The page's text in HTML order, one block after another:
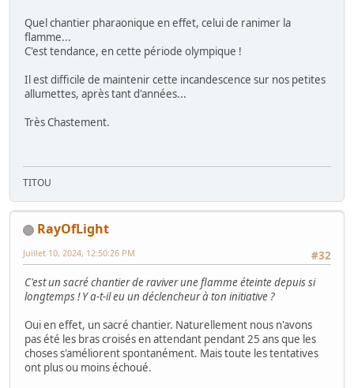
Quel chantier pharaonique en effet, celui de ranimer la
flamme...
C'est tendance, en cette période olympique !
Il est difficile de maintenir cette incandescence sur nos petites
allumettes, après tant d'années...
Très Chastement.
TITOU
RayOfLight
#32
Juillet 10, 2024, 12:50:26 PM
C'est un sacré chantier de raviver une flamme éteinte depuis si
longtemps ! Y a-t-il eu un déclencheur à ton initiative ?
Oui en effet, un sacré chantier. Naturellement nous n'avons
pas été les bras croisés en attendant pendant 25 ans que les
choses s'améliorent spontanément. Mais toute les tentatives
ont plus ou moins échoué.